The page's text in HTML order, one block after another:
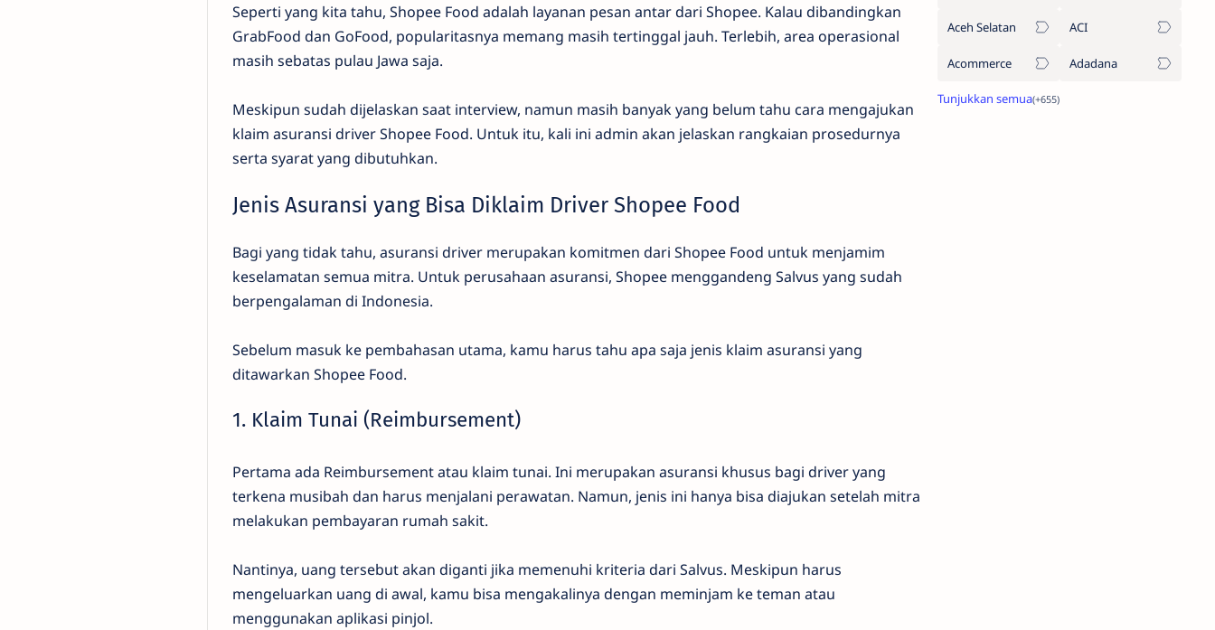
Seperti yang kita tahu, Shopee Food adalah layanan pesan antar dari Shopee. Kalau dibandingkan
GrabFood dan GoFood, popularitasnya memang masih tertinggal jauh. Terlebih, area operasional
masih sebatas pulau Jawa saja.
Meskipun sudah dijelaskan saat interview, namun masih banyak yang belum tahu cara mengajukan
klaim asuransi driver Shopee Food. Untuk itu, kali ini admin akan jelaskan rangkaian prosedurnya
serta syarat yang dibutuhkan.
Jenis Asuransi yang Bisa Diklaim Driver Shopee Food
Bagi yang tidak tahu, asuransi driver merupakan komitmen dari Shopee Food untuk menjamim
keselamatan semua mitra. Untuk perusahaan asuransi, Shopee menggandeng Salvus yang sudah
berpengalaman di Indonesia.
Sebelum masuk ke pembahasan utama, kamu harus tahu apa saja jenis klaim asuransi yang
ditawarkan Shopee Food.
1. Klaim Tunai (Reimbursement)
Pertama ada Reimbursement atau klaim tunai. Ini merupakan asuransi khusus bagi driver yang
terkena musibah dan harus menjalani perawatan. Namun, jenis ini hanya bisa diajukan setelah mitra
melakukan pembayaran rumah sakit.
Nantinya, uang tersebut akan diganti jika memenuhi kriteria dari Salvus. Meskipun harus
mengeluarkan uang di awal, kamu bisa mengakalinya dengan meminjam ke teman atau
menggunakan aplikasi pinjol.
Aceh Selatan ACI
Acommerce Adadana